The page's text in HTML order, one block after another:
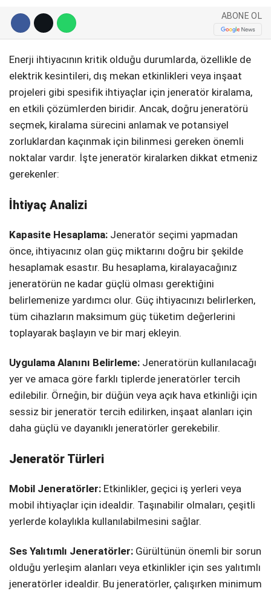
Telegram
ABONE OL
Enerji ihtiyacının kritik olduğu durumlarda, özellikle de
elektrik kesintileri, dış mekan etkinlikleri veya inşaat
projeleri gibi spesifik ihtiyaçlar için jeneratör kiralama,
en etkili çözümlerden biridir. Ancak, doğru jeneratörü
seçmek, kiralama sürecini anlamak ve potansiyel
zorluklardan kaçınmak için bilinmesi gereken önemli
noktalar vardır. İşte jeneratör kiralarken dikkat etmeniz
gerekenler:
İhtiyaç Analizi
Kapasite Hesaplama: Jeneratör seçimi yapmadan
önce, ihtiyacınız olan güç miktarını doğru bir şekilde
hesaplamak esastır. Bu hesaplama, kiralayacağınız
jeneratörün ne kadar güçlü olması gerektiğini
belirlemenize yardımcı olur. Güç ihtiyacınızı belirlerken,
tüm cihazların maksimum güç tüketim değerlerini
toplayarak başlayın ve bir marj ekleyin.
Uygulama Alanını Belirleme: Jeneratörün kullanılacağı
yer ve amaca göre farklı tiplerde jeneratörler tercih
edilebilir. Örneğin, bir düğün veya açık hava etkinliği için
sessiz bir jeneratör tercih edilirken, inşaat alanları için
daha güçlü ve dayanıklı jeneratörler gerekebilir.
Jeneratör Türleri
Mobil Jeneratörler: Etkinlikler, geçici iş yerleri veya
mobil ihtiyaçlar için idealdir. Taşınabilir olmaları, çeşitli
yerlerde kolaylıkla kullanılabilmesini sağlar.
Ses Yalıtımlı Jeneratörler: Gürültünün önemli bir sorun
olduğu yerleşim alanları veya etkinlikler için ses yalıtımlı
jeneratörler idealdir. Bu jeneratörler, çalışırken minimum